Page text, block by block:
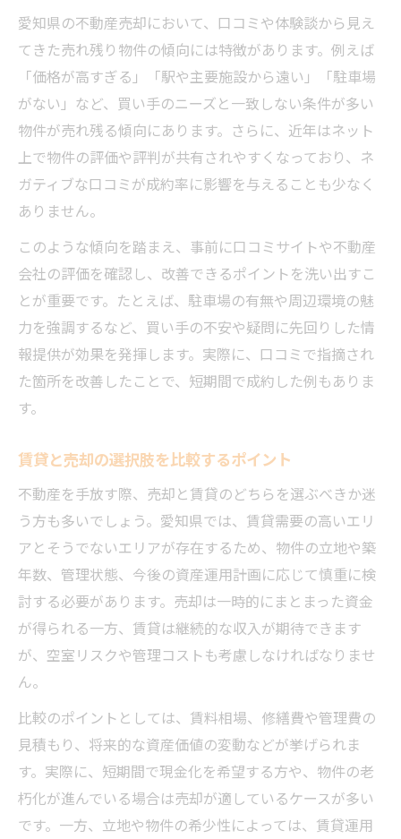
愛知県の不動産売却において、口コミや体験談から見え
てきた売れ残り物件の傾向には特徴があります。例えば
「価格が高すぎる」「駅や主要施設から遠い」「駐車場
がない」など、買い手のニーズと一致しない条件が多い
物件が売れ残る傾向にあります。さらに、近年はネット
上で物件の評価や評判が共有されやすくなっており、ネ
ガティブな口コミが成約率に影響を与えることも少なく
ありません。
このような傾向を踏まえ、事前に口コミサイトや不動産
会社の評価を確認し、改善できるポイントを洗い出すこ
とが重要です。たとえば、駐車場の有無や周辺環境の魅
力を強調するなど、買い手の不安や疑問に先回りした情
報提供が効果を発揮します。実際に、口コミで指摘され
た箇所を改善したことで、短期間で成約した例もありま
す。
賃貸と売却の選択肢を比較するポイント
不動産を手放す際、売却と賃貸のどちらを選ぶべきか迷
う方も多いでしょう。愛知県では、賃貸需要の高いエリ
アとそうでないエリアが存在するため、物件の立地や築
年数、管理状態、今後の資産運用計画に応じて慎重に検
討する必要があります。売却は一時的にまとまった資金
が得られる一方、賃貸は継続的な収入が期待できます
が、空室リスクや管理コストも考慮しなければなりませ
ん。
比較のポイントとしては、賃料相場、修繕費や管理費の
見積もり、将来的な資産価値の変動などが挙げられま
す。実際に、短期間で現金化を希望する方や、物件の老
朽化が進んでいる場合は売却が適しているケースが多い
です。一方、立地や物件の希少性によっては、賃貸運用